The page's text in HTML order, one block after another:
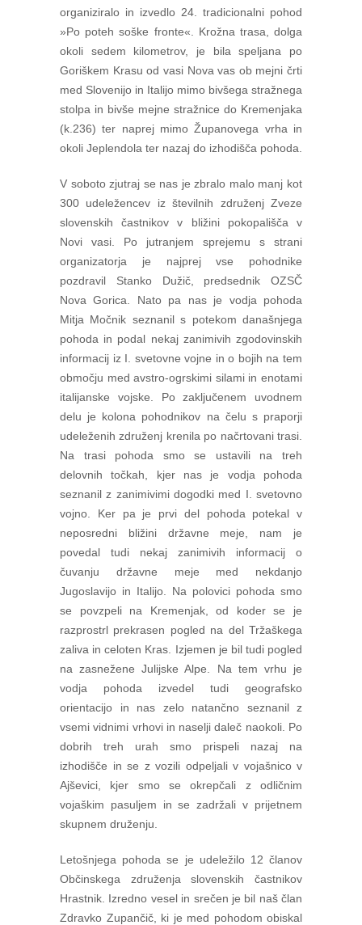
organiziralo in izvedlo 24. tradicionalni pohod
»Po poteh soške fronte«. Krožna trasa, dolga
okoli sedem kilometrov, je bila speljana po
Goriškem Krasu od vasi Nova vas ob mejni črti
med Slovenijo in Italijo mimo bivšega stražnega
stolpa in bivše mejne stražnice do Kremenjaka
(k.236) ter naprej mimo Županovega vrha in
okoli Jeplendola ter nazaj do izhodišča pohoda.
V soboto zjutraj se nas je zbralo malo manj kot
300 udeležencev iz številnih združenj Zveze
slovenskih častnikov v bližini pokopališča v
Novi vasi. Po jutranjem sprejemu s strani
organizatorja je najprej vse pohodnike
pozdravil Stanko Dužič, predsednik OZSČ
Nova Gorica. Nato pa nas je vodja pohoda
Mitja Močnik seznanil s potekom današnjega
pohoda in podal nekaj zanimivih zgodovinskih
informacij iz I. svetovne vojne in o bojih na tem
območju med avstro-ogrskimi silami in enotami
italijanske vojske. Po zaključenem uvodnem
delu je kolona pohodnikov na čelu s praporji
udeleženih združenj krenila po načrtovani trasi.
Na trasi pohoda smo se ustavili na treh
delovnih točkah, kjer nas je vodja pohoda
seznanil z zanimivimi dogodki med I. svetovno
vojno. Ker pa je prvi del pohoda potekal v
neposredni bližini državne meje, nam je
povedal tudi nekaj zanimivih informacij o
čuvanju državne meje med nekdanjo
Jugoslavijo in Italijo. Na polovici pohoda smo
se povzpeli na Kremenjak, od koder se je
razprostrl prekrasen pogled na del Tržaškega
zaliva in celoten Kras. Izjemen je bil tudi pogled
na zasnežene Julijske Alpe. Na tem vrhu je
vodja pohoda izvedel tudi geografsko
orientacijo in nas zelo natančno seznanil z
vsemi vidnimi vrhovi in naselji daleč naokoli. Po
dobrih treh urah smo prispeli nazaj na
izhodišče in se z vozili odpeljali v vojašnico v
Ajševici, kjer smo se okrepčali z odličnim
vojaškim pasuljem in se zadržali v prijetnem
skupnem druženju.
Letošnjega pohoda se je udeležilo 12 članov
Občinskega združenja slovenskih častnikov
Hrastnik. Izredno vesel in srečen je bil naš član
Zdravko Zupančič, ki je med pohodom obiskal